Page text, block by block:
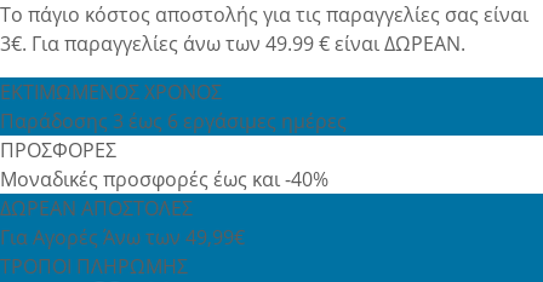
Το πάγιο κόστος αποστολής για τις παραγγελίες σας είναι
3€. Για παραγγελίες άνω των 49.99 € είναι ΔΩΡΕΑΝ.
ΕΚΤΙΜΩΜΕΝΟΣ ΧΡΟΝΟΣ
Παράδοσης 3 έως 6 εργάσιμες ημέρες
ΠΡΟΣΦΟΡΕΣ
Μοναδικές προσφορές έως και -40%
ΔΩΡΕΑΝ ΑΠΟΣΤΟΛΕΣ
Για Αγορές Άνω των 49,99€
ΤΡΟΠΟΙ ΠΛΗΡΩΜΗΣ